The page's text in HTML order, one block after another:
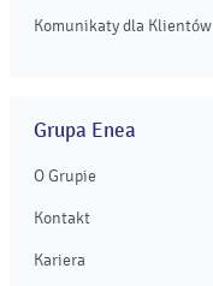
Komunikaty dla Klientów
Grupa Enea
O Grupie
Kontakt
Kariera